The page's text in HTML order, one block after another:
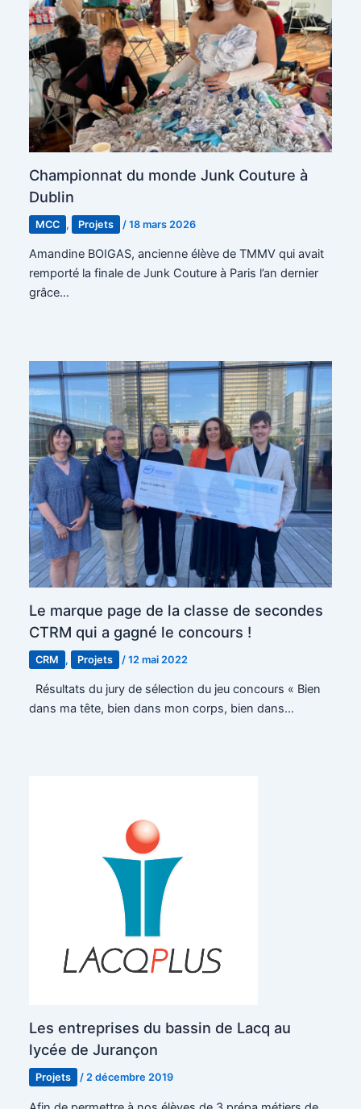
Championnat du monde Junk Couture à
Dublin
MCC , Projets /18 mars 2026
Amandine BOIGAS, ancienne élève de TMMV qui avait
remporté la finale de Junk Couture à Paris l’an dernier
grâce…
Le marque page de la classe de secondes
CTRM qui a gagné le concours !
CRM , Projets /12 mai 2022
Résultats du jury de sélection du jeu concours « Bien
dans ma tête, bien dans mon corps, bien dans…
Les entreprises du bassin de Lacq au
lycée de Jurançon
Projets / 2 décembre 2019